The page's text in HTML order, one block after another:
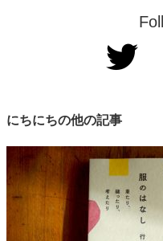
にちにちの他の記事